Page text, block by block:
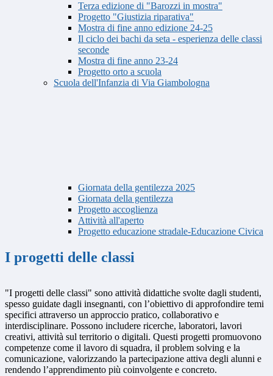
Terza edizione di "Barozzi in mostra"
Progetto "Giustizia riparativa"
Mostra di fine anno edizione 24-25
Il ciclo dei bachi da seta - esperienza delle classi
seconde
Mostra di fine anno 23-24
Progetto orto a scuola
Scuola dell'Infanzia di Via Giambologna
Giornata della gentilezza 2025
Giornata della gentilezza
Progetto accoglienza
Attività all'aperto
Progetto educazione stradale-Educazione Civica
I progetti delle classi
"I progetti delle classi" sono attività didattiche svolte dagli studenti,
spesso guidate dagli insegnanti, con l’obiettivo di approfondire temi
specifici attraverso un approccio pratico, collaborativo e
interdisciplinare. Possono includere ricerche, laboratori, lavori
creativi, attività sul territorio o digitali. Questi progetti promuovono
competenze come il lavoro di squadra, il problem solving e la
comunicazione, valorizzando la partecipazione attiva degli alunni e
rendendo l’apprendimento più coinvolgente e concreto.